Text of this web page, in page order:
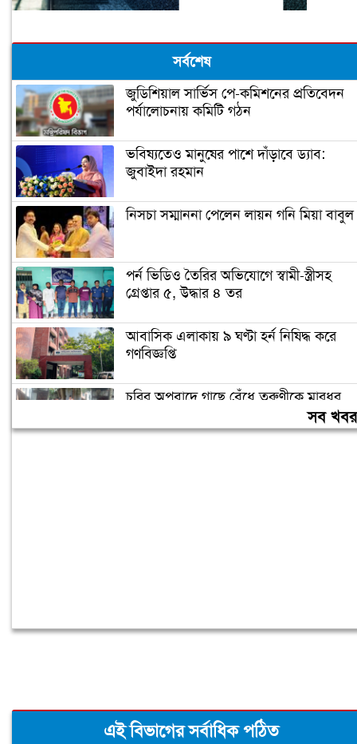
সর্বশেষ
জুডিশিয়াল সার্ভিস পে-কমিশনের প্রতিবেদন
পর্যালোচনায় কমিটি গঠন
ভবিষ্যতেও মানুষের পাশে দাঁড়াবে ড্যাব:
জুবাইদা রহমান
নিসচা সম্মাননা পেলেন লায়ন গনি মিয়া বাবুল
পর্ন ভিডিও তৈরির অভিযোগে স্বামী-স্ত্রীসহ
গ্রেপ্তার ৫, উদ্ধার ৪ তর
আবাসিক এলাকায় ৯ ঘণ্টা হর্ন নিষিদ্ধ করে
গণবিজ্ঞপ্তি
চুরির অপবাদে গাছে বেঁধে তরুণীকে মারধর,
সব
এই বিভাগের সর্বাধিক পঠিত